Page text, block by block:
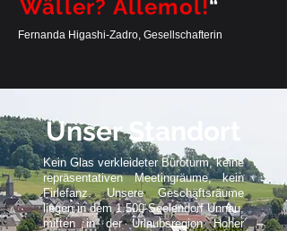
Wäller? Allemol!“
Fernanda Higashi-Zadro, Gesellschafterin
Unser Standort
Kein Glas verkleideter Büroturm, keine
repräsentativen Meetingräume, kein
Firlefanz. Unsere Geschäftsräume
liegen in dem 1.500-Seelendorf Unnau,
mitten in der Urlaubsregion Hoher